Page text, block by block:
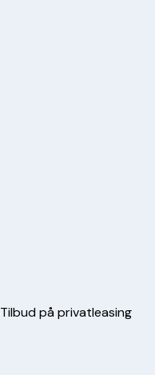
Tilbud på privatleasing